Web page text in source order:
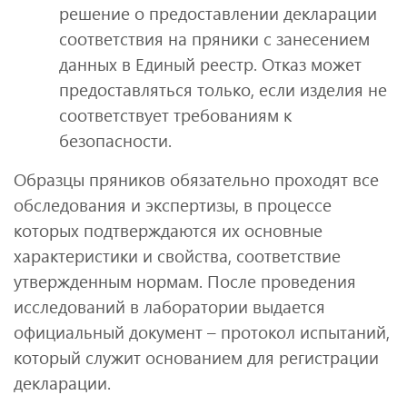
решение о предоставлении декларации
соответствия на пряники с занесением
данных в Единый реестр. Отказ может
предоставляться только, если изделия не
соответствует требованиям к
безопасности.
Образцы пряников обязательно проходят все
обследования и экспертизы, в процессе
которых подтверждаются их основные
характеристики и свойства, соответствие
утвержденным нормам. После проведения
исследований в лаборатории выдается
официальный документ – протокол испытаний,
который служит основанием для регистрации
декларации.